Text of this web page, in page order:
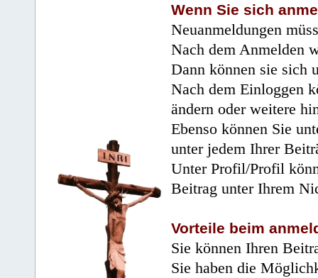
Wenn Sie sich
Neuanmeldungen
Nach dem Anmelden
Dann können sie sich
Nach dem Einloggen
ändern oder weitere
Ebenso können Sie
unter jedem Ihrer
Unter Profil/Profil
Beitrag unter Ihrem
Vorteile beim
Sie können Ihren
Sie haben die